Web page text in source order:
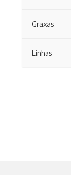
Graxas
Linhas